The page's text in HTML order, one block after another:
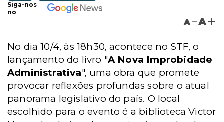
Siga-nos
no
A A
No dia 10/4, às 18h30, acontece no STF, o
lançamento do livro "A Nova Improbidade
Administrativa", uma obra que promete
provocar reflexões profundas sobre o atual
panorama legislativo do país. O local
escolhido para o evento é a biblioteca Victor